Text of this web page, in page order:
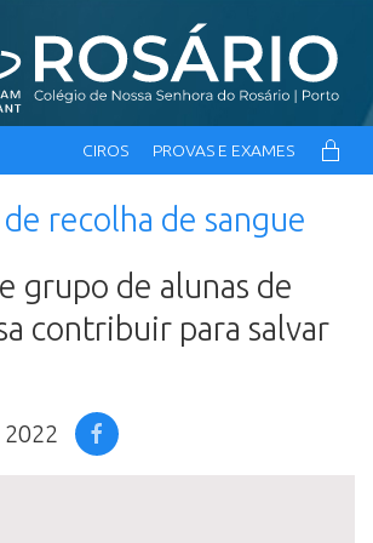
CIROS PROVAS E EXAMES
recolha de sangue
grupo de alunas de
contribuir para salvar